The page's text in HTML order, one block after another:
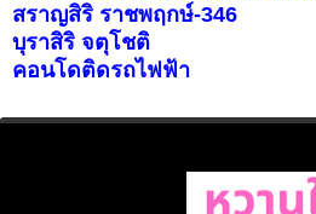
สราญสิริ ราชพฤกษ์-346
บุราสิริ จตุโชติ
คอนโดติดรถไฟฟ้า